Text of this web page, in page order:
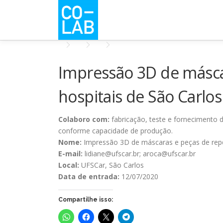
conteúdo
Impressão 3D de
hospitais de São
Colaboro com: fabricação, teste e fornecimento
conforme capacidade de produção.
Nome: Impressão 3D de máscaras e peças de
E-mail: lidiane@ufscar.br; aroca@ufscar.br
Local: UFSCar, São Carlos
Data de entrada: 12/07/2020
Compartilhe isso: